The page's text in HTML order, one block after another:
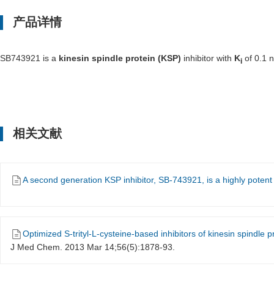
产品详情
SB743921 is a kinesin spindle protein (KSP) inhibitor with Ki of 0.1
相关文献
A second generation KSP inhibitor, SB-743921, is a highly
Optimized S-trityl-L-cysteine-based inhibitors of kinesin spindle
J Med Chem. 2013 Mar 14;56(5):1878-93.